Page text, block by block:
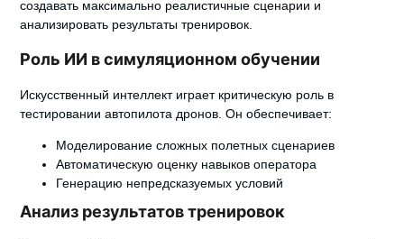
создавать максимально реалистичные сценарии и
анализировать результаты тренировок.
Роль ИИ в симуляционном обучении
Искусственный интеллект играет критическую роль в
тестировании автопилота дронов. Он обеспечивает:
Моделирование сложных полетных сценариев
Автоматическую оценку навыков оператора
Генерацию непредсказуемых условий
Анализ результатов тренировок